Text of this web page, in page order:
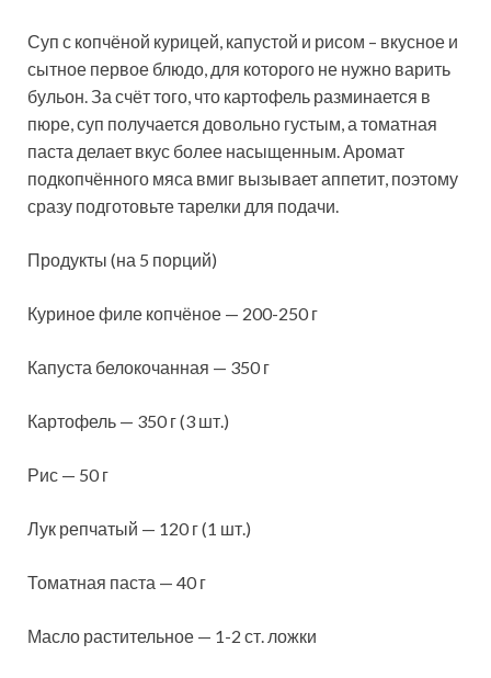
Суп с копчёной курицей, капустой и рисом – вкусное и
сытное первое блюдо, для которого не нужно варить
бульон. За счёт того, что картофель разминается в
пюре, суп получается довольно густым, а томатная
паста делает вкус более насыщенным. Аромат
подкопчённого мяса вмиг вызывает аппетит, поэтому
сразу подготовьте тарелки для подачи.
Продукты (на 5 порций)
Куриное филе копчёное — 200-250 г
Капуста белокочанная — 350 г
Картофель — 350 г (3 шт.)
Рис — 50 г
Лук репчатый — 120 г (1 шт.)
Томатная паста — 40 г
Масло растительное — 1-2 ст. ложки